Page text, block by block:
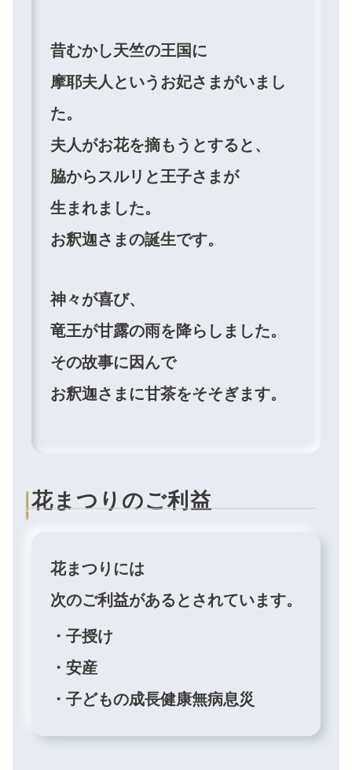
昔むかし天竺の王国に
摩耶夫人というお妃さまがいまし
た。
夫人がお花を摘もうとすると、
脇からスルリと王子さまが
生まれました。
お釈迦さまの誕生です。
神々が喜び、
竜王が甘露の雨を降らしました。
その故事に因んで
お釈迦さまに甘茶をそそぎます。
花まつりのご利益
花まつりには
次のご利益があるとされています。
・子授け
・安産
・子どもの成長健康無病息災